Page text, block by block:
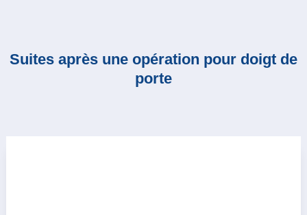
Suites après une opération pour doigt de
porte